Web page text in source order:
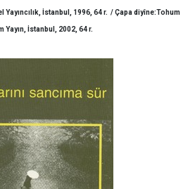
Yayıncılık, İstanbul, 1996, 64 r. / Çapa diyîne:Tohum
Yayın, İstanbul, 2002, 64 r.